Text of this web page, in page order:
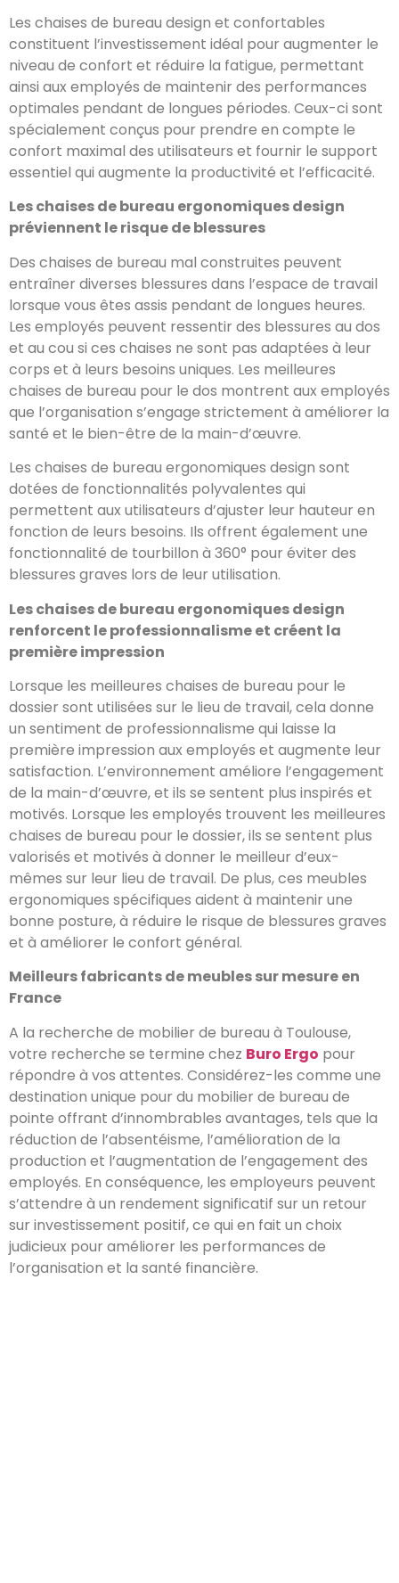
Les chaises de bureau design et confortables
constituent l’investissement idéal pour augmenter le
niveau de confort et réduire la fatigue, permettant
ainsi aux employés de maintenir des performances
optimales pendant de longues périodes. Ceux-ci sont
spécialement conçus pour prendre en compte le
confort maximal des utilisateurs et fournir le support
essentiel qui augmente la productivité et l’efficacité.
Les chaises de bureau ergonomiques design
préviennent le risque de blessures
Des chaises de bureau mal construites peuvent
entraîner diverses blessures dans l’espace de travail
lorsque vous êtes assis pendant de longues heures.
Les employés peuvent ressentir des blessures au dos
et au cou si ces chaises ne sont pas adaptées à leur
corps et à leurs besoins uniques. Les meilleures
chaises de bureau pour le dos montrent aux employés
que l’organisation s’engage strictement à améliorer la
santé et le bien-être de la main-d’œuvre.
Les chaises de bureau ergonomiques design sont
dotées de fonctionnalités polyvalentes qui
permettent aux utilisateurs d’ajuster leur hauteur en
fonction de leurs besoins. Ils offrent également une
fonctionnalité de tourbillon à 360° pour éviter des
blessures graves lors de leur utilisation.
Les chaises de bureau ergonomiques design
renforcent le professionnalisme et créent la
première impression
Lorsque les meilleures chaises de bureau pour le
dossier sont utilisées sur le lieu de travail, cela donne
un sentiment de professionnalisme qui laisse la
première impression aux employés et augmente leur
satisfaction. L’environnement améliore l’engagement
de la main-d’œuvre, et ils se sentent plus inspirés et
motivés. Lorsque les employés trouvent les meilleures
chaises de bureau pour le dossier, ils se sentent plus
valorisés et motivés à donner le meilleur d’eux-
mêmes sur leur lieu de travail. De plus, ces meubles
ergonomiques spécifiques aident à maintenir une
bonne posture, à réduire le risque de blessures graves
et à améliorer le confort général.
Meilleurs fabricants de meubles sur mesure en
France
A la recherche de mobilier de bureau à Toulouse,
votre recherche se termine chez Buro Ergo pour
répondre à vos attentes. Considérez-les comme une
destination unique pour du mobilier de bureau de
pointe offrant d’innombrables avantages, tels que la
réduction de l’absentéisme, l’amélioration de la
production et l’augmentation de l’engagement des
employés. En conséquence, les employeurs peuvent
s’attendre à un rendement significatif sur un retour
sur investissement positif, ce qui en fait un choix
judicieux pour améliorer les performances de
l’organisation et la santé financière.